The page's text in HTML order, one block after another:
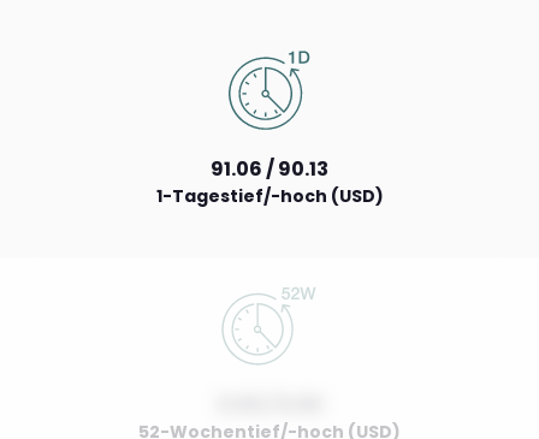
91.06 / 90.13
1-Tagestief/-hoch (USD)
52-Wochentief/-hoch (USD)